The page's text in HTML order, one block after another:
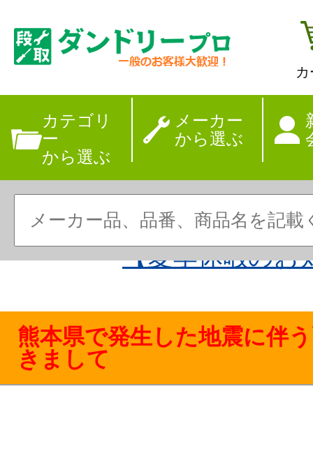
カテゴリ
ー
から選ぶ
メーカー
から選ぶ
【夏季休暇のお
熊本県で発生した地震に伴
きまして